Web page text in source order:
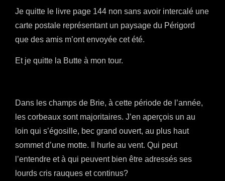
Je quitte le livre page 144 non sans avoir intercalé une
carte postale représentant un paysage du Périgord
que des amis m’ont envoyée cet été.
Et je quitte la Butte à mon tour.
Dans les champs de Brie, à cette période de l’année,
les corbeaux sont majoritaires. J’en aperçois un au
loin qui s’égosille, bec grand ouvert, au plus haut
sommet d’une motte. Il hurle au vent. Qui peut
l’entendre et à qui peuvent bien être adressés ses
lourds cris rauques et continus?